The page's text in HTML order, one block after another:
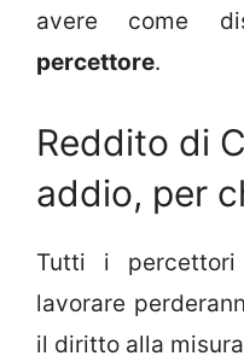
avere come
percettore.
Reddito di
addio, per
Tutti i
lavorare
il diritto alla